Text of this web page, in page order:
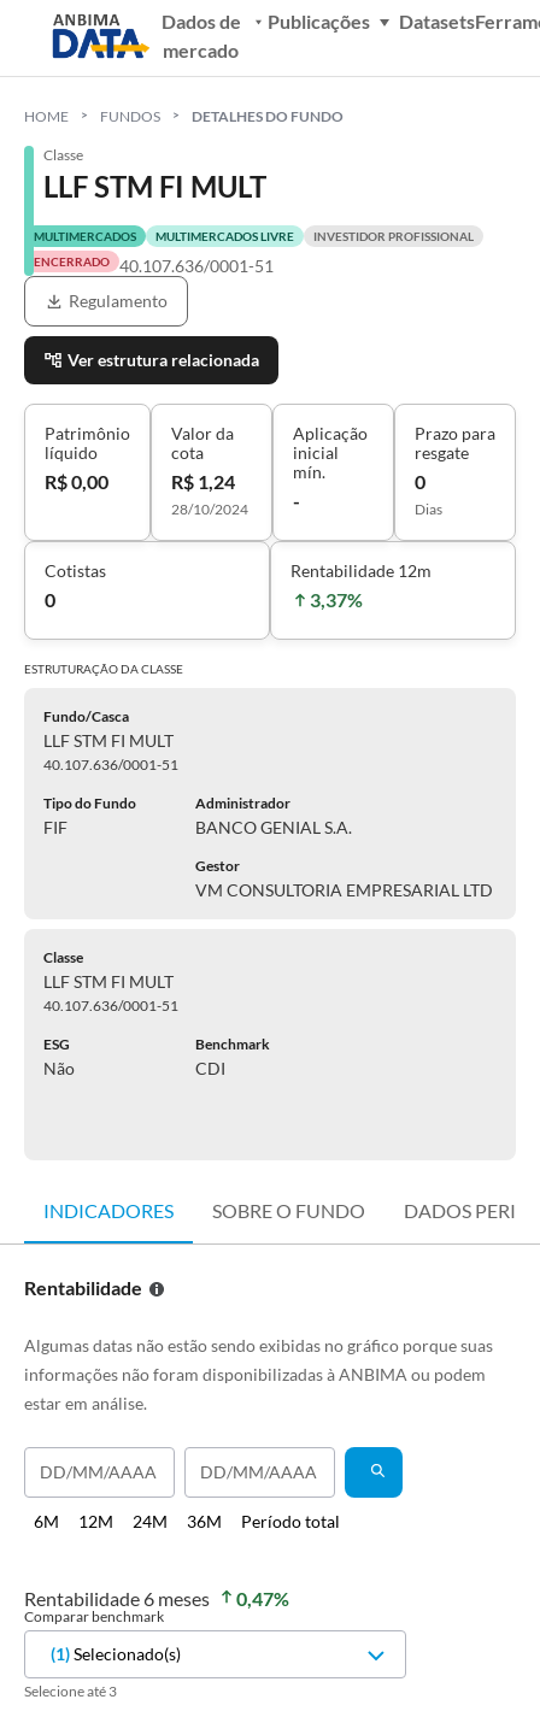
Dados de
mercado
Publicações Datasets
HOME FUNDOS DETALHES DO FUNDO
Classe
LLF STM FI MULT
MULTIMERCADOS MULTIMERCADOS LIVRE
INVESTIDOR PROFISSIONAL
ENCERRADO
40.107.636/0001-51
Regulamento
Ver estrutura relacionada
Patrimônio
líquido
R$ 0,00
Valor da
cota
R$ 1,24
28/10/2024
Aplicação
inicial
mín.
-
Prazo para
resgate
0
Dias
Cotistas
0
Rentabilidade 12m
3,37%
ESTRUTURAÇÃO DACLASSE
Fundo/Casca
LLF STM FI MULT
40.107.636/0001-51
Tipo do Fundo
FIF
Administrador
BANCO GENIAL S.A.
Gestor
VM CONSULTORIA EMPRESARIAL LTD
Classe
LLF STM FI MULT
40.107.636/0001-51
ESG
Não
Benchmark
CDI
INDICADORES SOBRE O FUNDO DADOS
Rentabilidade
Algumas datas não estão sendo exibidas no gráfico porque suas
informações não foram disponibilizadas à ANBIMA ou podem
estar em análise.
6M 12M 24M 36M Período total
Rentabilidade 6 meses 0,47%
Comparar benchmark
(1)Selecionado(s)
Selecione até 3